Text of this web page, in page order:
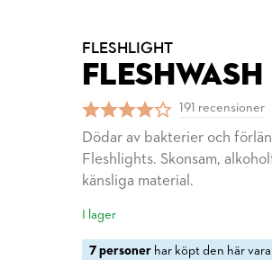
FLESHLIGHT
191 recensioner
Dödar av bakterier och
Fleshlights. Skonsam,
känsliga material.
I lager
7 personer har köpt den här